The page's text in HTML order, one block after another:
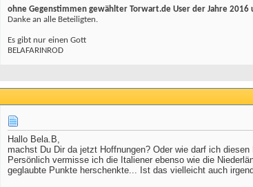
ohne Gegenstimmen gewählter Torwart.de User der Jahre 2016
Danke an alle Beteiligten.
Es gibt nur einen Gott
BELAFARINROD
Hallo Bela.B,
machst Du Dir da jetzt Hoffnungen? Oder wie darf ich diesen
Persönlich vermisse ich die Italiener ebenso wie die
geglaubte Punkte herschenkte... Ist das vielleicht auch